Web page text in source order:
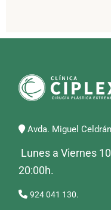
Avda. Miguel
Lunes a Viernes
20:00h.
924 041 130.